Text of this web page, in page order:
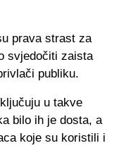
prava strast za
svjedočiti zaista
publiku.
u takve
bilo ih je dosta, a
koje su koristili i